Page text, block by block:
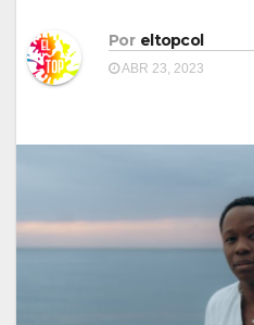
Por eltopcol
ABR 23, 2023